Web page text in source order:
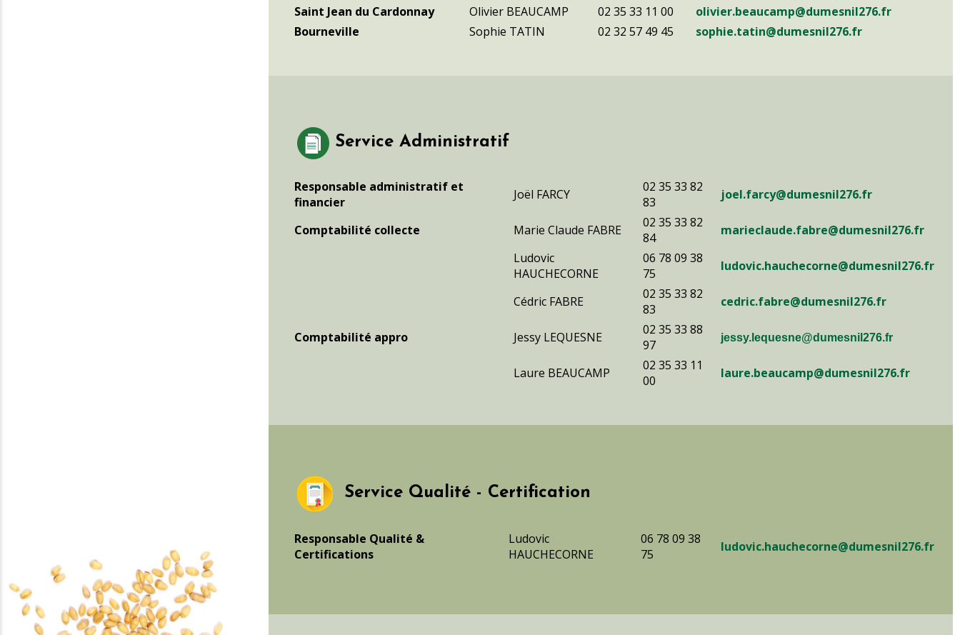
Saint Jean du Cardonnay
Olivier BEAUCAMP 02 35 33 11 00
olivier.beaucamp@dumesnil276.fr
Bourneville
Sophie TATIN 02 32 57 49 45 sophie.tatin@dumesnil276.fr
Service Administratif
Responsable administratif et
financier
Joël FARCY
02 35 33 82
83
joel.farcy@dumesnil276.fr
Comptabilité collecte Marie Claude FABRE
02 35 33 82
84
marieclaude.fabre@dumesnil276.fr
Ludovic
HAUCHECORNE
06 78 09 38
75
ludovic.hauchecorne@dumesnil276.fr
Cédric FABRE
02 35 33 82
83
cedric.fabre@dumesnil276.fr
Comptabilité appro Jessy LEQUESNE
02 35 33 88
97
jessy.lequesne@dumesnil276.fr
Laure BEAUCAMP
02 35 33 11
00
laure.beaucamp@dumesnil276.fr
Service Qualité - Certification
Responsable Qualité &
Certifications
Ludovic
HAUCHECORNE
06 78 09 38
75
ludovic.hauchecorne@dumesnil276.fr